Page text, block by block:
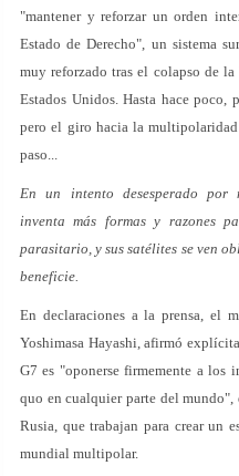
"mantener y reforzar un orden
Estado de Derecho", un sistema
muy reforzado tras el colapso de
Estados Unidos. Hasta hace poco,
pero el giro hacia la
paso...
En un intento desesperado por
inventa más formas y razones
parasitario, y sus satélites se ven
beneficie.
En declaraciones a la prensa, el
Yoshimasa Hayashi, afirmó
G7 es "oponerse firmemente a los
quo en cualquier parte del
Rusia, que trabajan para crear un
mundial multipolar.